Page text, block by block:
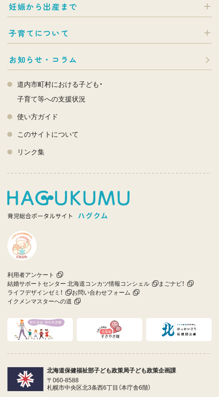
妊娠から出産まで
子育てについて
お知らせ・コラム
道内市町村における子ども・
子育て等への支援状況
使い方ガイド
このサイトについて
リンク集
利用者アンケート
結婚サポートセンター 北海道コンカツ情報コンシェル
まごナビ！
ライフデザインゼミ！
お問い合わせフォーム
イクメンマスターへの道
北海道保健福祉部子ども政策局子ども政策企画課
〒060-8588
札幌市中央区北3条西6丁目（本庁舎6階）